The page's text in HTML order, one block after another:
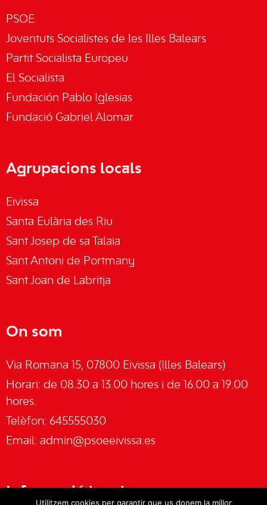
PSOE
Joventuts Socialistes de les Illes Balears
Partit Socialista Europeu
El Socialista
Fundación Pablo Iglesias
Fundació Gabriel Alomar
Agrupacions locals
Eivissa
Santa Eulària des Riu
Sant Josep de sa Talaia
Sant Antoni de Portmany
Sant Joan de Labritja
On som
Via Romana 15, 07800 Eivissa (Illes Balears)
Horari: de 08.30 a 13.00 hores i de 16.00 a 19.00
hores.
Telèfon: 645555030
Email: admin@psoeeivissa.es
Informació legal
Utilitzem cookies per garantir que us donem la millor